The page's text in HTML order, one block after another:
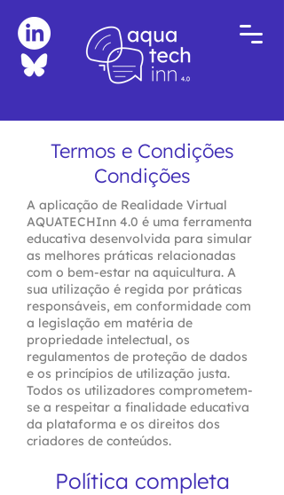
Termos e Condições
Condições
A aplicação de Realidade Virtual
AQUATECHInn 4.0 é uma ferramenta
educativa desenvolvida para simular
as melhores práticas relacionadas
com o bem-estar na aquicultura. A
sua utilização é regida por práticas
responsáveis, em conformidade com
a legislação em matéria de
propriedade intelectual, os
regulamentos de proteção de dados
e os princípios de utilização justa.
Todos os utilizadores comprometem-
se a respeitar a finalidade educativa
da plataforma e os direitos dos
criadores de conteúdos.
Política completa